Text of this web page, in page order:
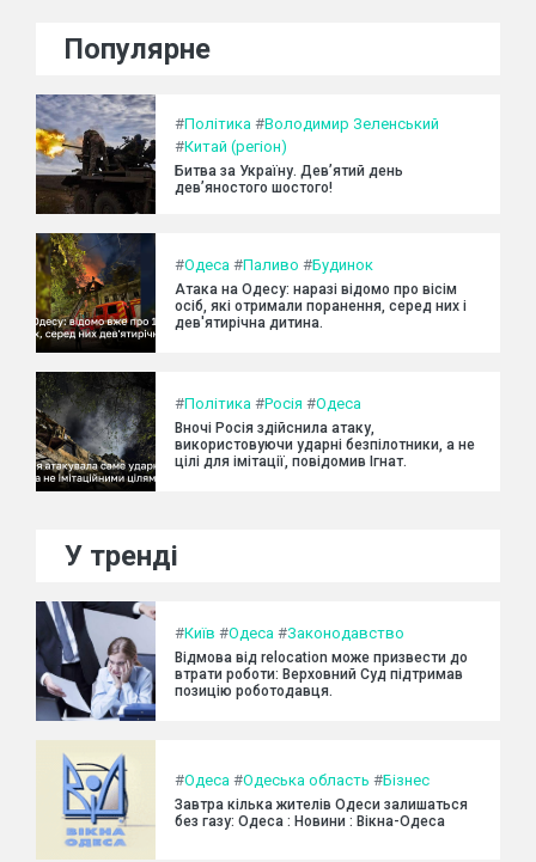
Популярне
#Політика #Володимир Зеленський
#Китай (регіон)
Битва за Україну. Дев’ятий день
дев’яностого шостого!
#Одеса #Паливо #Будинок
Атака на Одесу: наразі відомо про вісім
осіб, які отримали поранення, серед них і
дев'ятирічна дитина.
#Політика #Росія #Одеса
Вночі Росія здійснила атаку,
використовуючи ударні безпілотники, а не
цілі для імітації, повідомив Ігнат.
У тренді
#Київ #Одеса #Законодавство
Відмова від relocation може призвести до
втрати роботи: Верховний Суд підтримав
позицію роботодавця.
#Одеса #Одеська область #Бізнес
Завтра кілька жителів Одеси залишаться
без газу: Одеса : Новини : Вікна-Одеса